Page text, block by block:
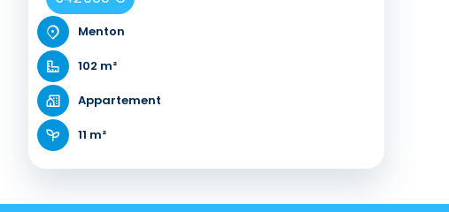
Menton
102 m²
Appartement
11 m²